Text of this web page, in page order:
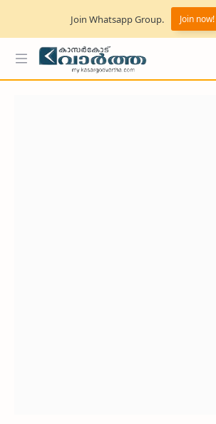
Join Whatsapp Group. Join now!